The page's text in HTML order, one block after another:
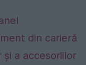
din carieră
a accesoriilor